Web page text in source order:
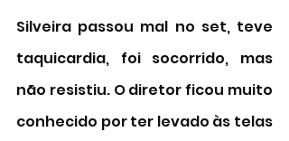
Silveira passou mal no set, teve
taquicardia, foi socorrido, mas
não resistiu. O diretor ficou muito
conhecido por ter levado às telas